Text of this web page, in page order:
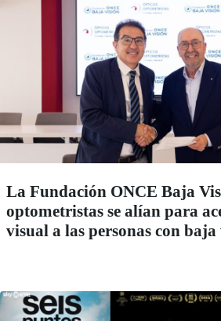
La Fundación ONCE Baja
optometristas se alían para
visual a las personas con